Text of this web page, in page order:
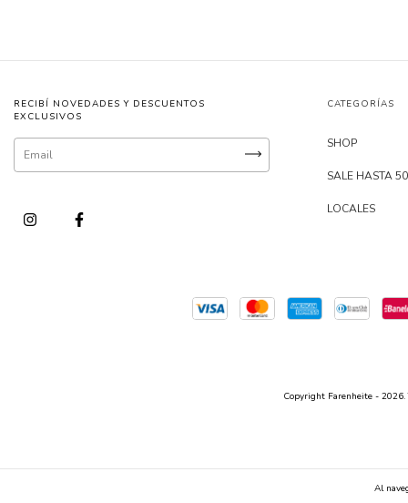
Al
RECIBÍ NOVEDADES Y DESCUENTOS
EXCLUSIVOS
CATEGORÍAS
SHOP
SALE HASTA
LOCALES
Copyright Farenheite - 2026.